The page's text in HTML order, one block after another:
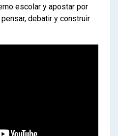
escolar y apostar por
debatir y construir